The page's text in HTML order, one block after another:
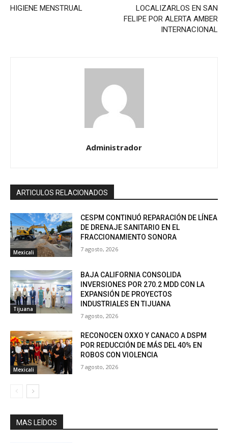
HIGIENE MENSTRUAL
LOCALIZARLOS EN SAN
FELIPE POR ALERTA AMBER
INTERNACIONAL
Administrador
ARTICULOS RELACIONADOS
Mexicali
CESPM CONTINUÓ REPARACIÓN DE LÍNEA
DE DRENAJE SANITARIO EN EL
FRACCIONAMIENTO SONORA
7 agosto, 2026
Tijuana
BAJA CALIFORNIA CONSOLIDA
INVERSIONES POR 270.2 MDD CON LA
EXPANSIÓN DE PROYECTOS
INDUSTRIALES EN TIJUANA
7 agosto, 2026
Mexicali
RECONOCEN OXXO Y CANACO A DSPM
POR REDUCCIÓN DE MÁS DEL 40% EN
ROBOS CON VIOLENCIA
7 agosto, 2026
MAS LEÍDOS